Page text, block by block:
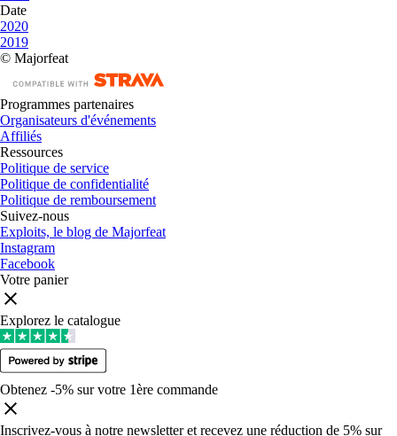
Date
2020
2019
© Majorfeat
Programmes partenaires
Organisateurs d'événements
Affiliés
Ressources
Politique de service
Politique de confidentialité
Politique de remboursement
Suivez-nous
Exploits, le blog de Majorfeat
Instagram
Facebook
Votre panier
Explorez le catalogue
Obtenez -5% sur votre 1ère commande
Inscrivez-vous à notre newsletter et recevez une réduction de 5% sur